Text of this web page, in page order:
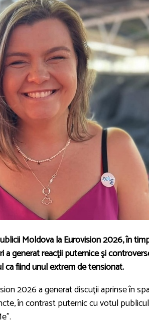
Moldova la Eurovision 2026, în
generat reacţii puternice şi
fiind unul extrem de tensionat.
2026 a generat discuţii aprinse în
în contrast puternic cu votul